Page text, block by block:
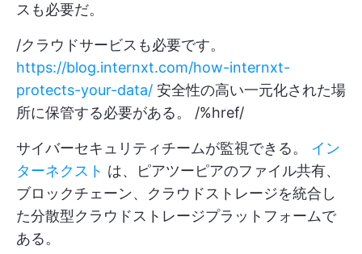
スも必要だ。
/クラウドサービスも必要です。
https://blog.internxt.com/how-internxt-
protects-your-data/ 安全性の高い一元化された場
所に保管する必要がある。 /%href/
サイバーセキュリティチームが監視できる。 イン
ターネクスト は、ピアツーピアのファイル共有、
ブロックチェーン、クラウドストレージを統合し
た分散型クラウドストレージプラットフォームで
ある。